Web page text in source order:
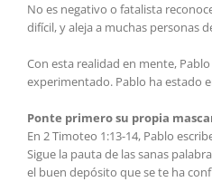
No es negativo o fatalista
difícil, y aleja a muchas personas
Con esta realidad en mente,
experimentado. Pablo ha estado
Ponte primero su propia
En 2 Timoteo 1:13-14, Pablo
Sigue la pauta de las sanas
el buen depósito que se te ha